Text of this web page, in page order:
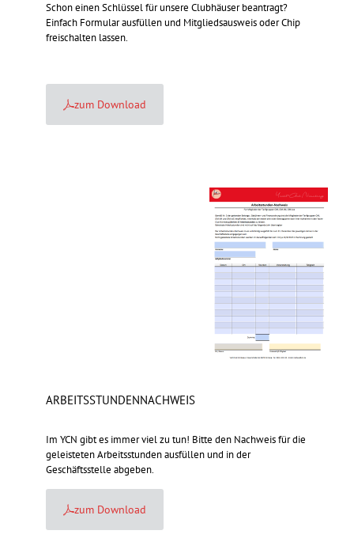
Schon einen Schlüssel für unsere Clubhäuser beantragt?
Einfach Formular ausfüllen und Mitgliedsausweis oder Chip
freischalten lassen.
zum Download
ARBEITSSTUNDENNACHWEIS
Im YCN gibt es immer viel zu tun! Bitte den Nachweis für die
geleisteten Arbeitsstunden ausfüllen und in der
Geschäftsstelle abgeben.
zum Download